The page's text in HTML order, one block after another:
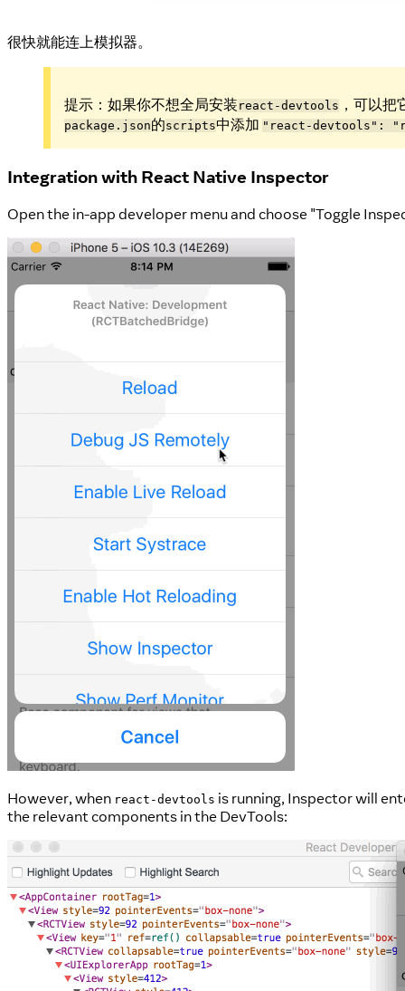
很快就能连上模拟器。
提示：如果你不想全局安装 react-devtools ，可以
package.json的scripts中添加 "react-devtools":
Integration with React Native Inspector
Open the in-app developer menu and choose "Toggle
However, when react-devtools is running, Inspector will
the relevant components in the DevTools: